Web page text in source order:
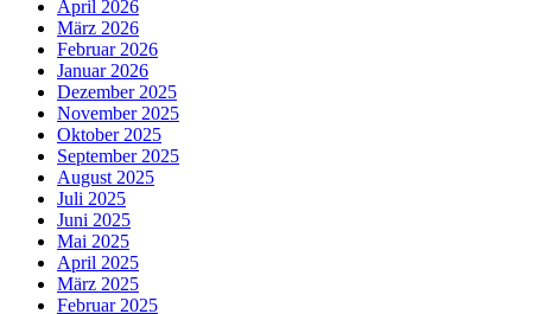
April 2026
März 2026
Februar 2026
Januar 2026
Dezember 2025
November 2025
Oktober 2025
September 2025
August 2025
Juli 2025
Juni 2025
Mai 2025
April 2025
März 2025
Februar 2025